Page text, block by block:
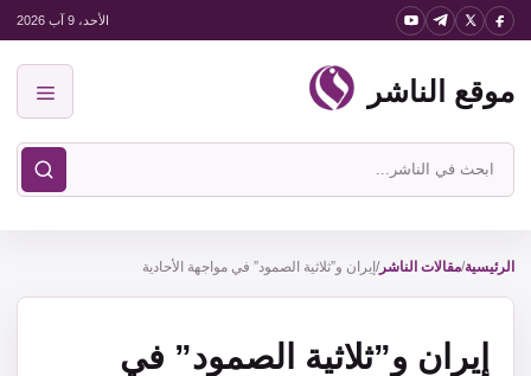
انتقل
المحتوى
الأحد، 9 آب 2026
موقع الناشر
ابحث
في
الناشر
الرئيسية/مقالات الناشر/ إيران و”ثلاثية الصمود” في مواجهة الأحادية
إيران و”ثلاثية الصمود” في